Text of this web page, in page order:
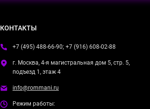
КОНТАКТЫ
+7 (495) 488-66-90; +7 (916) 608-02-88
г. Москва, 4-я магистральная дом 5, стр. 5,
подъезд 1, этаж 4
info@rommani.ru
Режим работы: